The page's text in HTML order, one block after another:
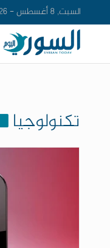
السبت, 8 أغسطس - 2026
تكنولوجيا